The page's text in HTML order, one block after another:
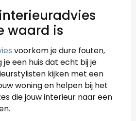
waard is
voorkom je dure fouten,
je een huis dat echt bij je
kijken met een
woning en helpen bij het
die jouw interieur naar een